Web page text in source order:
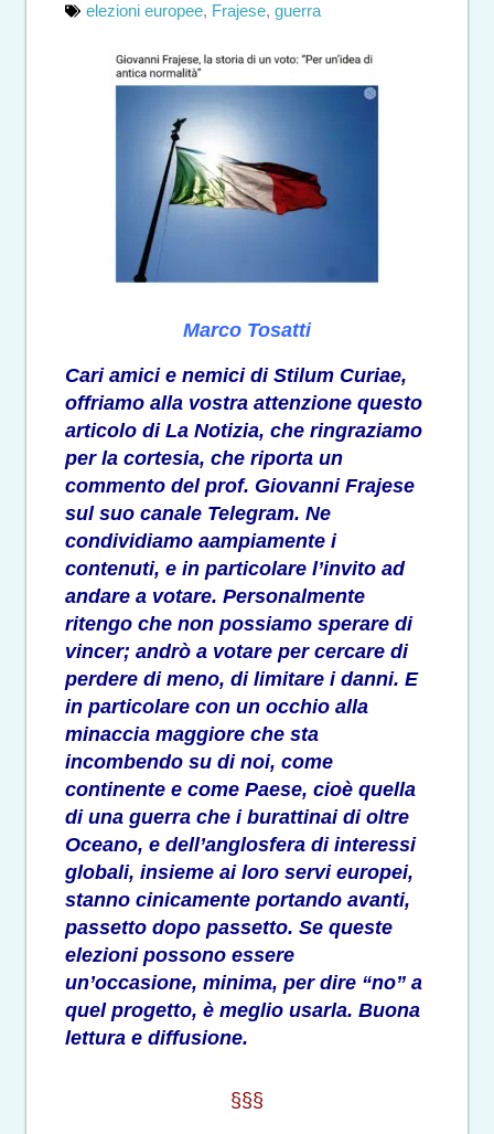
elezioni europee, Frajese, guerra
Marco Tosatti
Cari amici e nemici di Stilum Curiae,
offriamo alla vostra attenzione questo
articolo di La Notizia, che ringraziamo
per la cortesia, che riporta un
commento del prof. Giovanni Frajese
sul suo canale Telegram. Ne
condividiamo aampiamente i
contenuti, e in particolare l’invito ad
andare a votare. Personalmente
ritengo che non possiamo sperare di
vincer; andrò a votare per cercare di
perdere di meno, di limitare i danni. E
in particolare con un occhio alla
minaccia maggiore che sta
incombendo su di noi, come
continente e come Paese, cioè quella
di una guerra che i burattinai di oltre
Oceano, e dell’anglosfera di interessi
globali, insieme ai loro servi europei,
stanno cinicamente portando avanti,
passetto dopo passetto. Se queste
elezioni possono essere
un’occasione, minima, per dire “no” a
quel progetto, è meglio usarla. Buona
lettura e diffusione.
§§§